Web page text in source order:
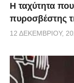
Η ταχύτητα
πυροσβέστης
12 ΔΕΚΕΜΒΡΊΟΥ,